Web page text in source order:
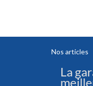
Nos articles